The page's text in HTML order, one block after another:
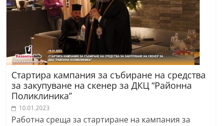
Стартира кампания за събиране на средства
за закупуване на скенер за ДКЦ “Районна
Поликлиника”
10.01.2023
Работна среща за стартиране на кампания за